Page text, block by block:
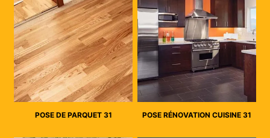
POSE DE PARQUET 31 POSE RÉNOVATION CUISINE 31